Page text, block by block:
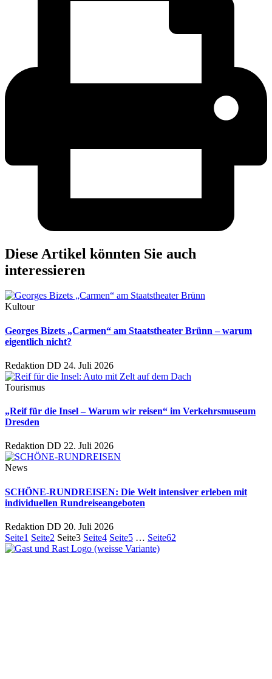
Diese Artikel könnten Sie auch
interessieren
Kultour
Georges Bizets „Carmen“ am Staatstheater Brünn – warum
eigentlich nicht?
Redaktion DD 24. Juli 2026
Tourismus
„Reif für die Insel – Warum wir reisen“ im Verkehrsmuseum
Dresden
Redaktion DD 22. Juli 2026
News
SCHÖNE-RUNDREISEN: Die Welt intensiver erleben mit
individuellen Rundreiseangeboten
Redaktion DD 20. Juli 2026
Seite1 Seite2 Seite3 Seite4 Seite5 … Seite62